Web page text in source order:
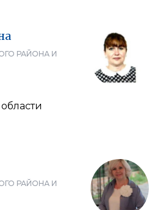
РАЙОНА И
РАЙОНА И